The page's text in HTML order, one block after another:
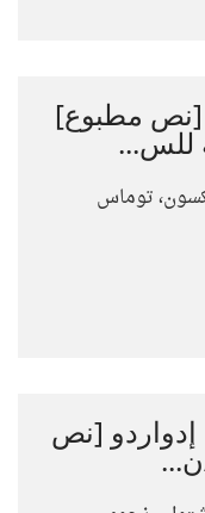
[نص مطبوع]
للس...
توماس
إدواردو [نص